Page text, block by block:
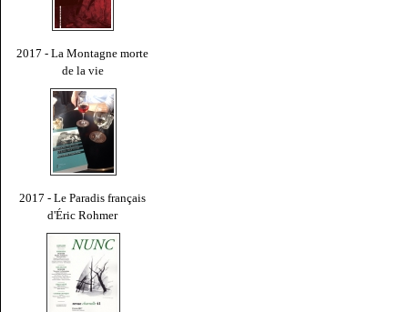
2017 - La Montagne morte
de la vie
2017 - Le Paradis français
d'Éric Rohmer